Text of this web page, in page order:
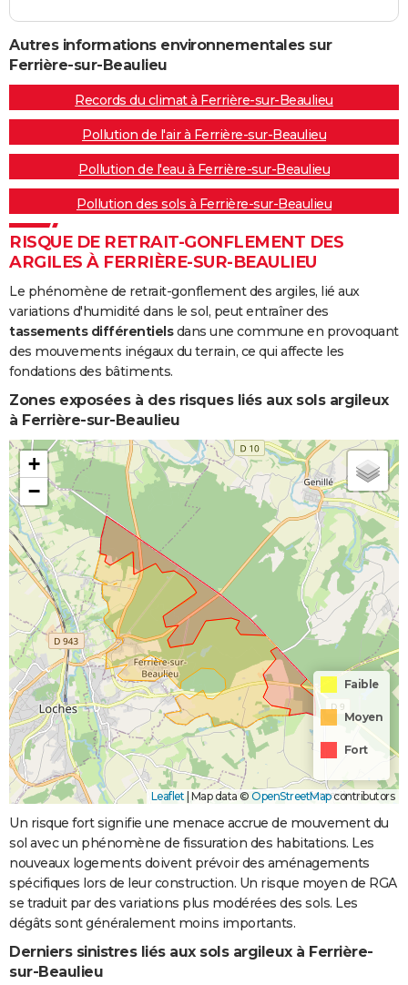
Autres informations environnementales sur
Ferrière-sur-Beaulieu
Records du climat à Ferrière-sur-Beaulieu
Pollution de l'air à Ferrière-sur-Beaulieu
Pollution de l'eau à Ferrière-sur-Beaulieu
Pollution des sols à Ferrière-sur-Beaulieu
RISQUE DE RETRAIT-GONFLEMENT DES
ARGILES À FERRIÈRE-SUR-BEAULIEU
Le phénomène de retrait-gonflement des argiles, lié aux
variations d'humidité dans le sol, peut entraîner des
tassements différentielsdans une commune en provoquant
des mouvements inégaux du terrain, ce qui affecte les
fondations des bâtiments.
Zones exposées à des risques liés aux sols argileux
à Ferrière-sur-Beaulieu
+
−
Faible
Moyen
Fort
Leaflet Map data © OpenStreetMapcontributors
Un risque fort signifie une menace accrue de mouvement du
sol avec un phénomène de fissuration des habitations. Les
nouveaux logements doivent prévoir des aménagements
spécifiques lors de leur construction. Un risque moyen de RGA
se traduit par des variations plus modérées des sols. Les
dégâts sont généralement moins importants.
Derniers sinistres liés aux sols argileux à Ferrière-
sur-Beaulieu